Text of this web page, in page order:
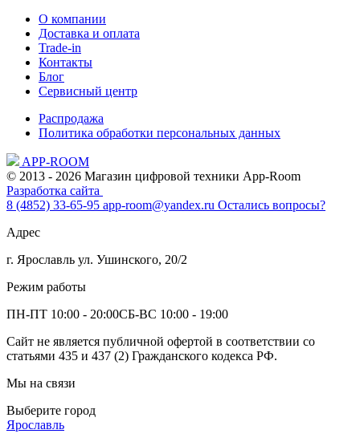
О компании
Доставка и оплата
Trade-in
Контакты
Блог
Сервисный центр
Распродажа
Политика обработки персональных данных
APP-ROOM
© 2013 - 2026 Магазин цифровой техники App-Room
Разработка сайта
8 (4852) 33-65-95 app-room@yandex.ru Остались вопросы?
Адрес
г. Ярославль ул. Ушинского, 20/2
Режим работы
ПН-ПТ 10:00 - 20:00СБ-ВС 10:00 - 19:00
Сайт не является публичной офертой в соответствии со
статьями 435 и 437 (2) Гражданского кодекса РФ.
Мы на связи
Выберите город
Ярославль